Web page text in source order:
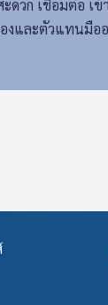
ะดวก เชื่อมต่อ เ
องและตัวแทนมือ